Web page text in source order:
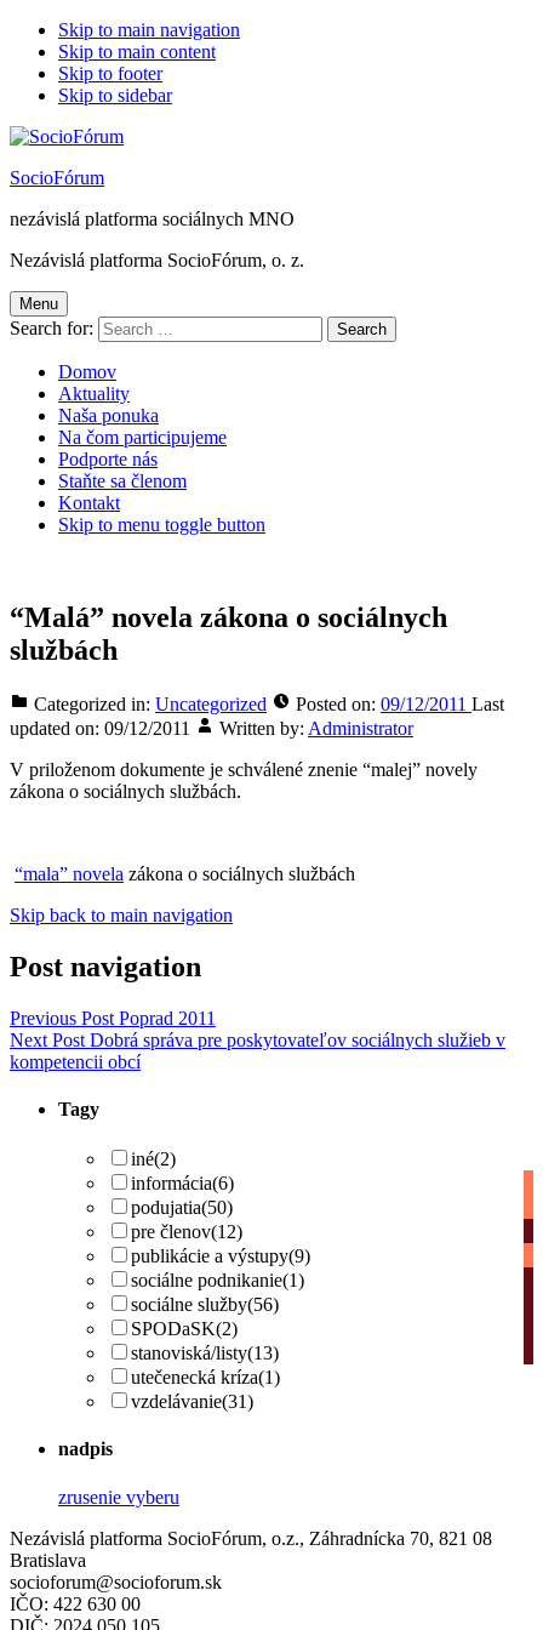
Skip to main navigation
Skip to main content
Skip to footer
Skip to sidebar
SocioFórum
nezávislá platforma sociálnych MNO
Nezávislá platforma SocioFórum, o. z.
Menu
Search for:
Domov
Aktuality
Naša ponuka
Na čom participujeme
Podporte nás
Staňte sa členom
Kontakt
Skip to menu toggle button
“Malá” novela zákona o sociálnych
službách
Categorized in: Uncategorized Posted on: 09/12/2011 Last
updated on: 09/12/2011 Written by: Administrator
V priloženom dokumente je schválené znenie “malej” novely
zákona o sociálnych službách.
“mala” novela zákona o sociálnych službách
Skip back to main navigation
Post navigation
Previous Post Poprad 2011
Next Post Dobrá správa pre poskytovateľov sociálnych služieb v
kompetencii obcí
Tagy
iné(2)
informácia(6)
podujatia(50)
pre členov(12)
publikácie a výstupy(9)
sociálne podnikanie(1)
sociálne služby(56)
SPODaSK(2)
stanoviská/listy(13)
utečenecká kríza(1)
vzdelávanie(31)
nadpis
zrusenie vyberu
Nezávislá platforma SocioFórum, o.z., Záhradnícka 70, 821 08
Bratislava
socioforum@socioforum.sk
IČO: 422 630 00
DIČ: 2024 050 105